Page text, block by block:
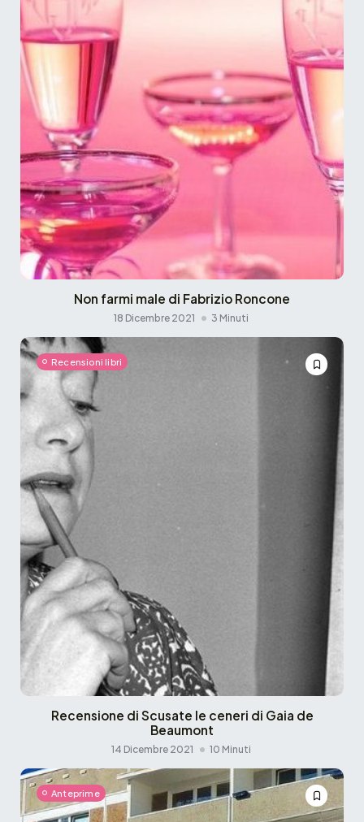
Non farmi male di Fabrizio Roncone
18 Dicembre 2021 3 Minuti
Recensioni libri
Recensione di Scusate le ceneri di Gaia de
Beaumont
14 Dicembre 2021 10 Minuti
Anteprime